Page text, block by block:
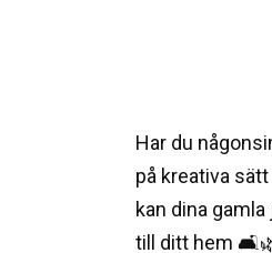
Har du
på kreativa
kan dina
till ditt hem